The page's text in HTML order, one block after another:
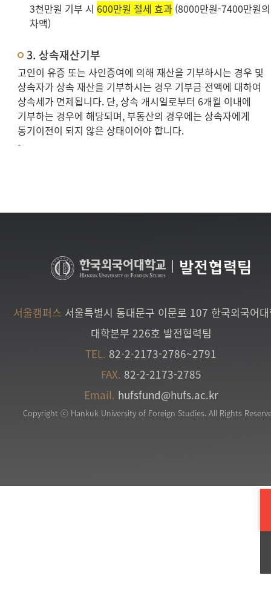
3천만원 기부 시 600만원 절세 효과 (8000만원-7400만원의
차액)
3. 상속재산기부
고인이 유증 또는 사인증여에 의해 재산을 기부하시는 경우 및
상속자가 상속 재산을 기부하시는 경우 기부금 전액에 대하여
상속세가 면제됩니다. 단, 상속 개시일로부터 6개월 이내에
기부하는 경우에 해당되며, 부동산의 경우에는 상속자에게
동기이전이 되지 않은 상태이어야 합니다.
-
발전협력팀
서울캠퍼스 서울특별시 동대문구 이문로 107 한국외국어
대학본부 226호 발전협력팀
TEL. 82-2-2173-2786~2791
FAX. 82-2-2173-2785
Email. hufsfund@hufs.ac.kr
Copyright ⓒ Hankuk University of Foreign Studies. All Rights